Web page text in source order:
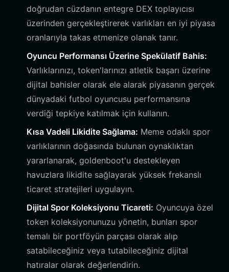
doğrudan cüzdanın entegre DEX toplayıcısı
üzerinden gerçekleştirerek varlıkları en iyi piyasa
oranlarıyla takas etmenize olanak tanır.
Oyuncu Performansı Üzerine Spekülatif Bahis:
Varlıklarınızı, token'larınızı atletik başarı üzerine
dijital bahisler olarak ele alarak piyasanın gerçek
dünyadaki futbol oyuncusu performansına
verdiği tepkiye katılmak için kullanın.
Kısa Vadeli Likidite Sağlama: Meme odaklı spor
varlıklarının doğasında bulunan oynaklıktan
yararlanarak, goldenboot'u destekleyen
havuzlara likidite sağlayarak yüksek frekanslı
ticaret stratejileri uygulayın.
Dijital Spor Koleksiyonu Ticareti: Oyuncuya özel
token koleksiyonunuzu yönetin, bunları spor
temalı bir portföyün parçası olarak alıp
satabileceğiniz veya tutabileceğiniz dijital
hatıralar olarak değerlendirin.